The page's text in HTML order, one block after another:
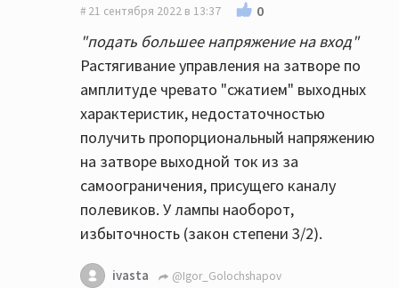
21 сентября 2022 в 13:37
0
"подать большее напряжение на вход"
Растягивание управления на затворе по
амплитуде чревато "сжатием" выходных
характеристик, недостаточностью
получить пропорциональный напряжению
на затворе выходной ток из за
самоограничения, присущего каналу
полевиков. У лампы наоборот,
избыточность (закон степени 3/2).
ivasta
@Igor_Golochshapov